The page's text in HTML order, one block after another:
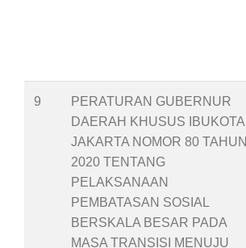
9
PERATURAN GUBERNUR
DAERAH KHUSUS IBUKOTA
JAKARTA NOMOR 80 TAHUN
2020 TENTANG
PELAKSANAAN
PEMBATASAN SOSIAL
BERSKALA BESAR PADA
MASA TRANSISI MENUJU